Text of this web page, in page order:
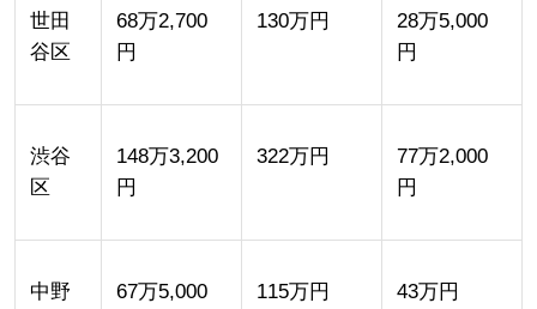
世田
谷区
68万2,700
円
130万円
28万5,000
円
渋谷
区
148万3,200
円
322万円
77万2,000
円
中野
67万5,000
115万円 43万円